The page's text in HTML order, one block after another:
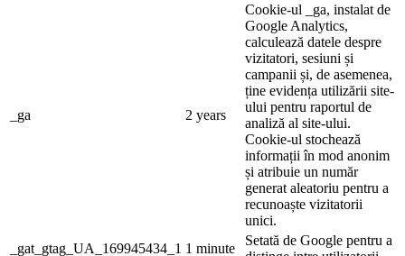
_ga 2 years
Cookie-ul _ga, instalat de
Google Analytics,
calculează datele despre
vizitatori, sesiuni și
campanii și, de asemenea,
ține evidența utilizării site-
ului pentru raportul de
analiză al site-ului.
Cookie-ul stochează
informații în mod anonim
și atribuie un număr
generat aleatoriu pentru a
recunoaște vizitatorii
unici.
_gat_gtag_UA_169945434_1 1 minute
Setată de Google pentru a